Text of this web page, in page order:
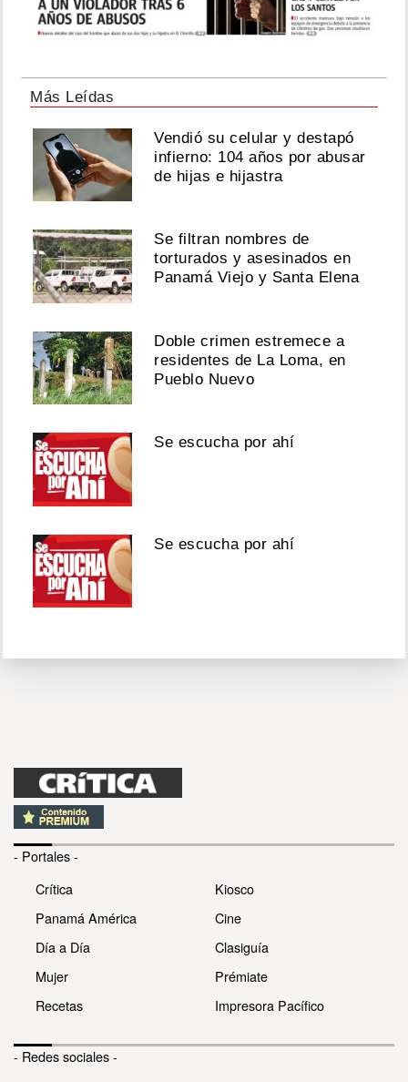
Más Leídas
Vendió su celular y destapó
infierno: 104 años por abusar
de hijas e hijastra
Se filtran nombres de
torturados y asesinados en
Panamá Viejo y Santa Elena
Doble crimen estremece a
residentes de La Loma, en
Pueblo Nuevo
Se escucha por ahí
Se escucha por ahí
- Portales -
Crítica
Panamá América
Día a Día
Mujer
Recetas
Kiosco
Cine
Clasiguía
Prémiate
Impresora Pacífico
- Redes sociales -